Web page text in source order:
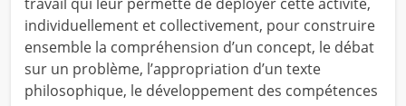
individuellement et collectivement, pour construire
ensemble la compréhension d’un concept, le débat
sur un problème, l’appropriation d’un texte
philosophique, le développement des compétences